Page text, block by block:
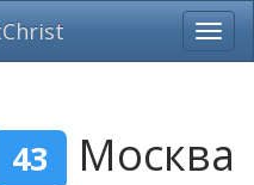
43 Москва